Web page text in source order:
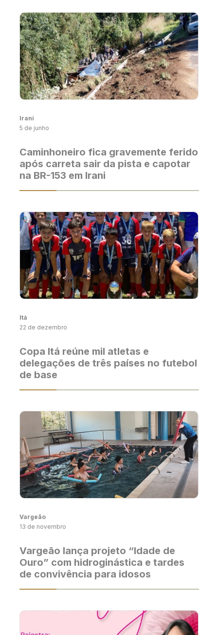
Irani
5 de junho
Caminhoneiro fica gravemente ferido
após carreta sair da pista e capotar
na BR-153 em Irani
Itá
22 de dezembro
Copa Itá reúne mil atletas e
delegações de três países no futebol
de base
Vargeão
13 de novembro
Vargeão lança projeto “Idade de
Ouro” com hidroginástica e tardes
de convivência para idosos